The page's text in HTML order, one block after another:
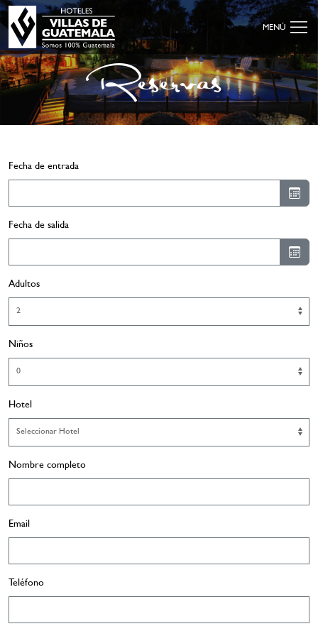
MENÚ
Reservas
Fecha de entrada
Fecha de salida
Adultos
Niños
Hotel
Nombre completo
Email
Teléfono